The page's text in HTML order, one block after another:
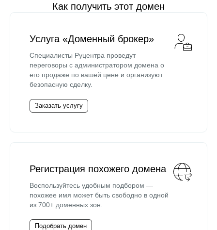
Как получить этот домен
Услуга «Доменный брокер»
Специалисты Руцентра проведут
переговоры с администратором домена о
его продаже по вашей цене и организуют
безопасную сделку.
Заказать услугу
Регистрация похожего домена
Воспользуйтесь удобным подбором —
похожее имя может быть свободно в одной
из 700+ доменных зон.
Подобрать домен